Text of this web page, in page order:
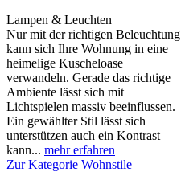
Lampen & Leuchten
Nur mit der richtigen Beleuchtung
kann sich Ihre Wohnung in eine
heimelige Kuscheloase
verwandeln. Gerade das richtige
Ambiente lässt sich mit
Lichtspielen massiv beeinflussen.
Ein gewählter Stil lässt sich
unterstützen auch ein Kontrast
kann... mehr erfahren
Zur Kategorie Wohnstile